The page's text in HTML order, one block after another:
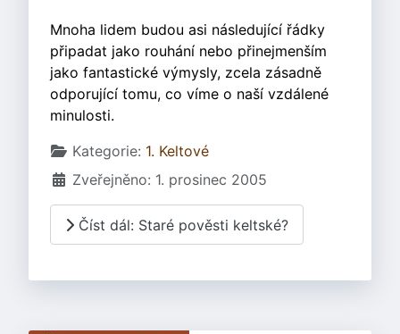
Mnoha lidem budou asi následující řádky
připadat jako rouhání nebo přinejmenším
jako fantastické výmysly, zcela zásadně
odporující tomu, co víme o naší vzdálené
minulosti.
Základní údaje
Kategorie: 1. Keltové
Zveřejněno: 1. prosinec 2005
Číst dál: Staré pověsti keltské?